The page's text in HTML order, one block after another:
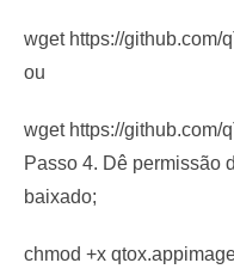
wget https://github.com/
ou
wget https://github.com/
Passo 4. Dê permissão
baixado;
chmod +x